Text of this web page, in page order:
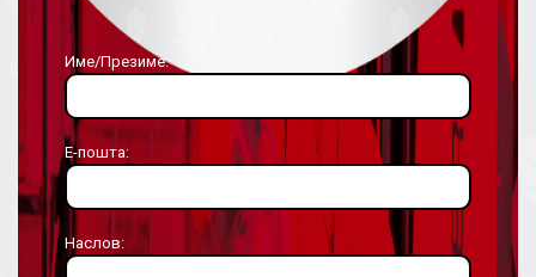
Име/Презиме:
Е-пошта:
Наслов: